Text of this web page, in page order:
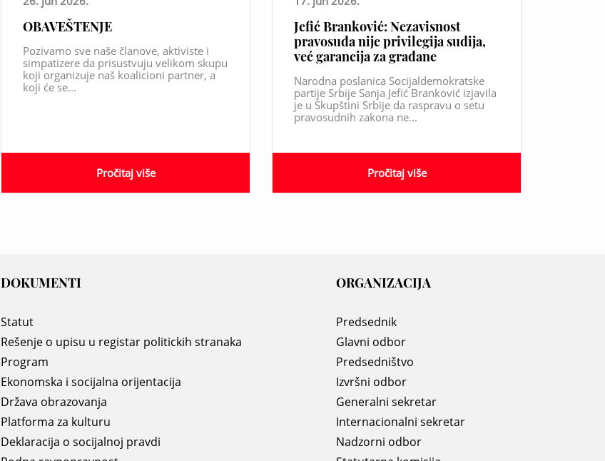
OBAVEŠTENJE
Pozivamo sve naše članove, aktiviste i
simpatizere da prisustvuju velikom skupu
koji organizuje naš koalicioni partner, a
koji će se...
Pročitaj više
Jefić Branković: Nezavisnost
pravosuđa nije privilegija sudija,
već garancija za građane
Narodna poslanica Socijaldemokratske
partije Srbije Sanja Jefić Branković izjavila
je u Skupštini Srbije da raspravu o setu
pravosudnih zakona ne...
Pročitaj više
DOKUMENTI
Statut
Rešenje o upisu u registar politickih stranaka
Program
Ekonomska i socijalna orijentacija
Država obrazovanja
Platforma za kulturu
Deklaracija o socijalnoj pravdi
ORGANIZACIJA
Predsednik
Glavni odbor
Predsedništvo
Izvršni odbor
Generalni sekretar
Internacionalni sekretar
Nadzorni odbor